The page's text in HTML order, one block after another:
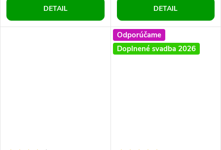
DETAIL DETAIL
Odporúčame
Doplnené svadba 2026